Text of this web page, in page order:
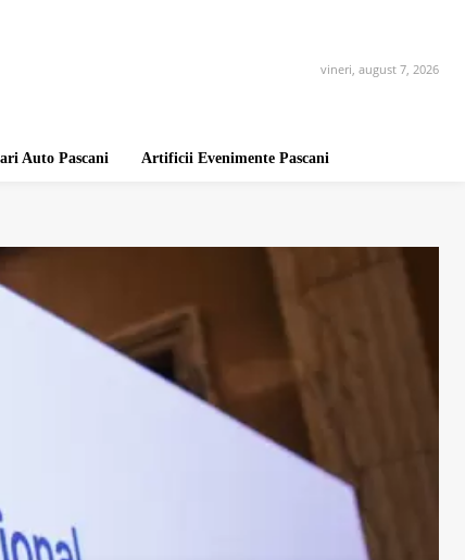
vineri, august 7, 2026
Auto Pascani Artificii Evenimente Pascani